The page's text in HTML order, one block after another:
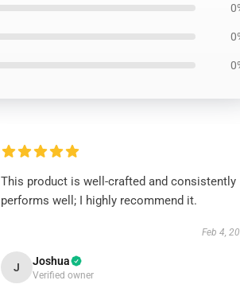
This product is well-crafted and consistently
performs well; I highly recommend it.
Feb 4,
J Joshua
Verified owner